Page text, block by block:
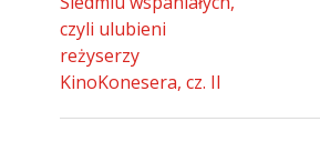
czyli ulubieni
reżyserzy
KinoKonesera, cz. II